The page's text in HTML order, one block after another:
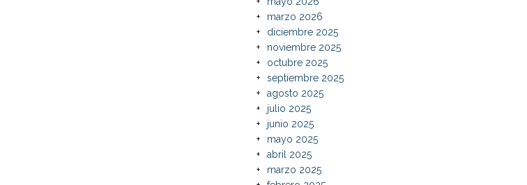
marzo 2026
diciembre 2025
noviembre 2025
octubre 2025
septiembre 2025
agosto 2025
julio 2025
junio 2025
mayo 2025
abril 2025
marzo 2025